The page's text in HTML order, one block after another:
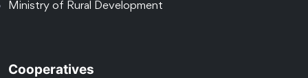
Ministry of Rural Development
Cooperatives